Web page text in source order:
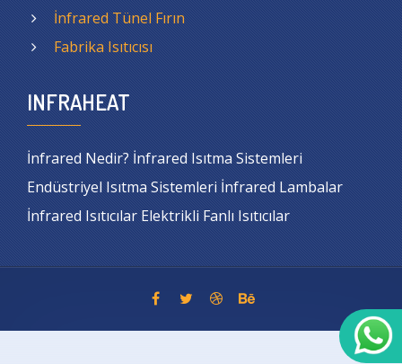
İnfrared Tünel Fırın
Fabrika Isıtıcısı
INFRAHEAT
İnfrared Nedir? İnfrared Isıtma Sistemleri
Endüstriyel Isıtma Sistemleri İnfrared Lambalar
İnfrared Isıtıcılar Elektrikli Fanlı Isıtıcılar